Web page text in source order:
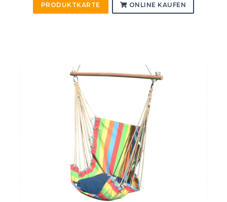
PRODUKTKARTE ONLINE KAUFEN